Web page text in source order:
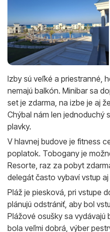
Izby sú veľké a priestranné,
nemajú balkón. Minibar sa
set je zdarma, na izbe je aj
Chýbal nám len jednoduchý
plavky.
V hlavnej budove je fitness
poplatok. Tobogany je
Resorte, raz za pobyt
delegát často vybaví vstup
Pláž je piesková, pri vstupe
plánujú odstrániť, aby bol
Plážové osušky sa vydávajú
bola veľmi dobrá, výber